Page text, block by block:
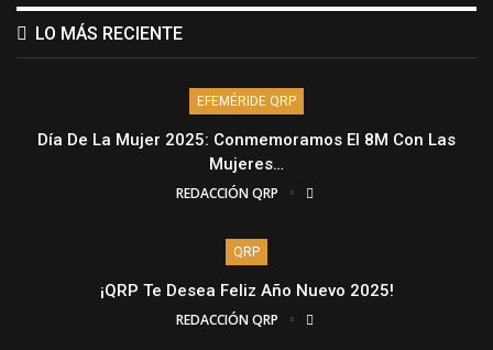
LO MÁS RECIENTE
EFEMÉRIDE QRP
Día De La Mujer 2025: Conmemoramos El 8M Con Las
Mujeres…
REDACCIÓN QRP
QRP
¡QRP Te Desea Feliz Año Nuevo 2025!
REDACCIÓN QRP